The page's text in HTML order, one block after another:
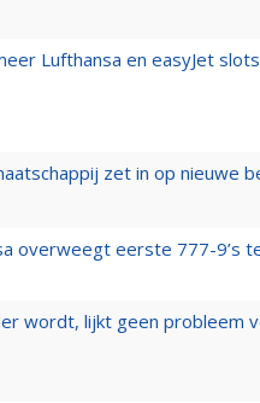
Lufthansa en easyJet
zet in op nieuwe
overweegt eerste 777-9’s
wordt, lijkt geen probleem